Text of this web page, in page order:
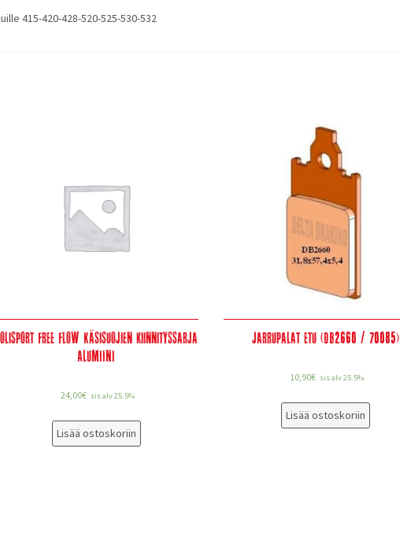
415-420-428-520-525-530-532
Free Flow Käsisuojien kiinnityssarja
ALUMIINI
24,00€ sis alv 25.5%
Lisää ostoskoriin
Jarrupalat etu (DB2660 / 70085)
10,90€ sis alv 25.5%
Lisää ostoskoriin